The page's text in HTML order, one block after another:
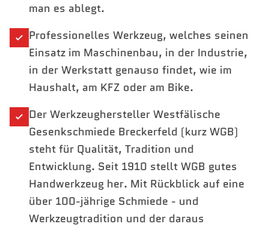
man es ablegt.
Professionelles Werkzeug, welches seinen
Einsatz im Maschinenbau, in der Industrie,
in der Werkstatt genauso findet, wie im
Haushalt, am KFZ oder am Bike.
Der Werkzeughersteller Westfälische
Gesenkschmiede Breckerfeld (kurz WGB)
steht für Qualität, Tradition und
Entwicklung. Seit 1910 stellt WGB gutes
Handwerkzeug her. Mit Rückblick auf eine
über 100-jährige Schmiede - und
Werkzeugtradition und der daraus